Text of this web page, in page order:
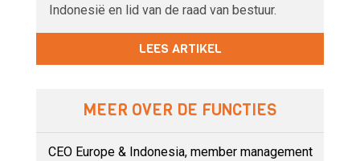
Indonesië en lid van de raad van bestuur.
LEES ARTIKEL
MEER OVER DE FUNCTIES
CEO Europe & Indonesia, member management